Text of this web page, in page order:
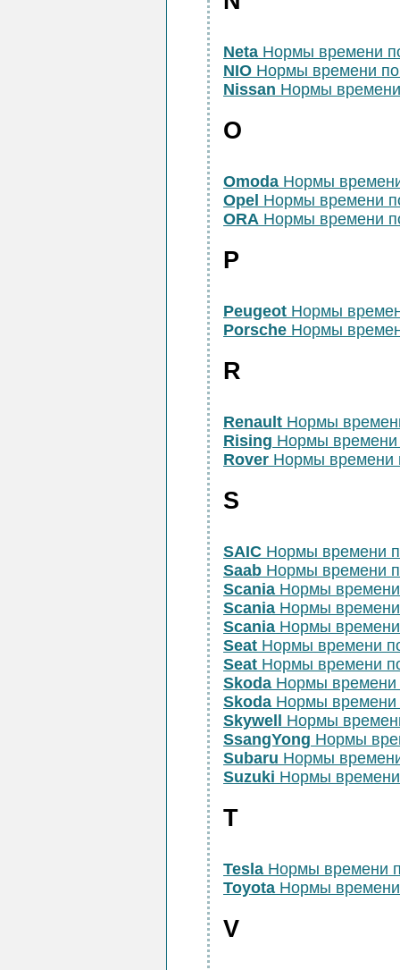
Neta Нормы времени
NIO Нормы времени
Nissan Нормы
O
Omoda Нормы
Opel Нормы времени
ORA Нормы времени
P
Peugeot Нормы
Porsche Нормы
R
Renault Нормы
Rising Нормы
Rover Нормы времени
S
SAIC Нормы времени
Saab Нормы времени
Scania Нормы
Scania Нормы
Scania Нормы
Seat Нормы времени
Seat Нормы времени
Skoda Нормы времени
Skoda Нормы времени
Skywell
Нормы
SsangYong Нормы
Subaru Нормы
Suzuki Нормы
T
Tesla Нормы времени
Toyota Нормы
V